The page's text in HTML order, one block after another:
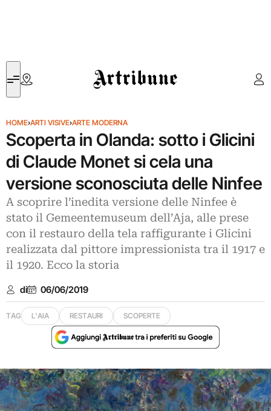
Artribune
HOME›ARTI VISIVE›ARTE MODERNA
Scoperta in Olanda: sotto i Glicini
di Claude Monet si cela una
versione sconosciuta delle Ninfee
A scoprire l’inedita versione delle Ninfee è
stato il Gemeentemuseum dell’Aja, alle prese
con il restauro della tela raffigurante i Glicini
realizzata dal pittore impressionista tra il 1917 e
il 1920. Ecco la storia
di 06/06/2019
TAG L'AIA RESTAURI SCOPERTE